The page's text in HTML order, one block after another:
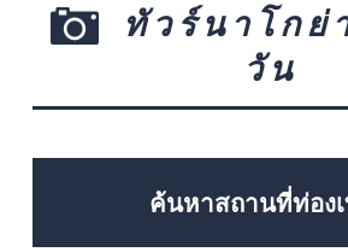
ทัวร์นาโกย่
วัน
ค้นหาสถานที่ท่อง